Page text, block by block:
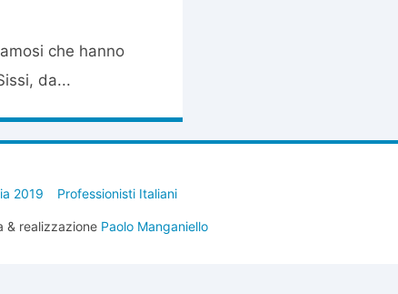
che hanno
da...
2019 Professionisti Italiani
& realizzazione Paolo Manganiello